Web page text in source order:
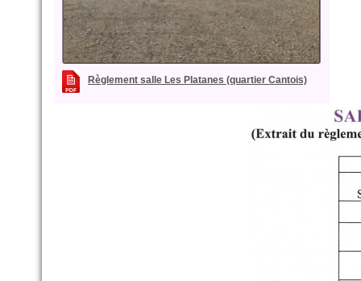
Règlement salle Les Platanes (quartier Cantois)